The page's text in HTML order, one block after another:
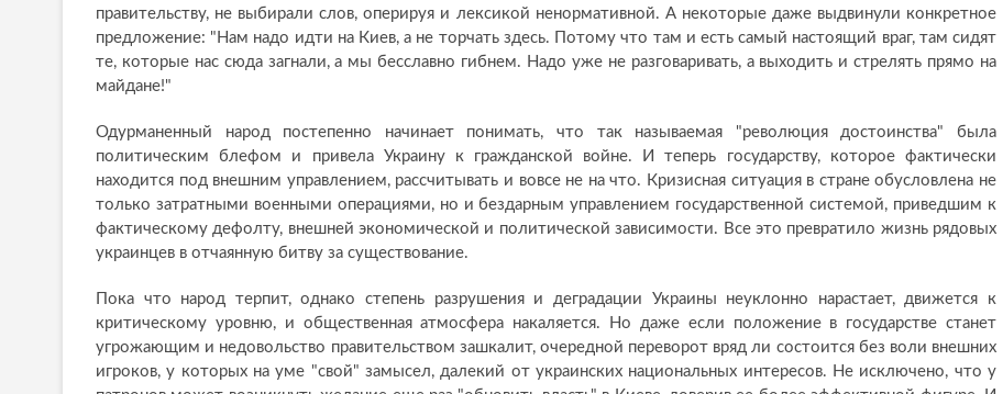
правительству, не выбирали слов, оперируя и лексикой ненормативной. А некоторые даже выдвинули конкретное
предложение: "Нам надо идти на Киев, а не торчать здесь. Потому что там и есть самый настоящий враг, там сидят
те, которые нас сюда загнали, а мы бесславно гибнем. Надо уже не разговаривать, а выходить и стрелять прямо на
майдане!"
Одурманенный народ постепенно начинает понимать, что так называемая "революция достоинства" была
политическим блефом и привела Украину к гражданской войне. И теперь государству, которое фактически
находится под внешним управлением, рассчитывать и вовсе не на что. Кризисная ситуация в стране обусловлена не
только затратными военными операциями, но и бездарным управлением государственной системой, приведшим к
фактическому дефолту, внешней экономической и политической зависимости. Все это превратило жизнь рядовых
украинцев в отчаянную битву за существование.
Пока что народ терпит, однако степень разрушения и деградации Украины неуклонно нарастает, движется к
критическому уровню, и общественная атмосфера накаляется. Но даже если положение в государстве станет
угрожающим и недовольство правительством зашкалит, очередной переворот вряд ли состоится без воли внешних
игроков, у которых на уме "свой" замысел, далекий от украинских национальных интересов. Не исключено, что у